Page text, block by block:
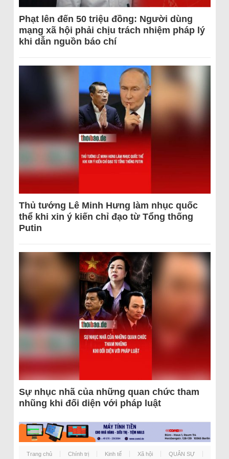
Phạt lên đến 50 triệu đồng: Người dùng
mạng xã hội phải chịu trách nhiệm pháp lý
khi dẫn nguồn báo chí
Thủ tướng Lê Minh Hưng làm nhục quốc
thể khi xin ý kiến chỉ đạo từ Tổng thống
Putin
Sự nhục nhã của những quan chức tham
nhũng khi đối diện với pháp luật
Trang chủ Chính trị Kinh tế Xã hội QUÂN SỰ